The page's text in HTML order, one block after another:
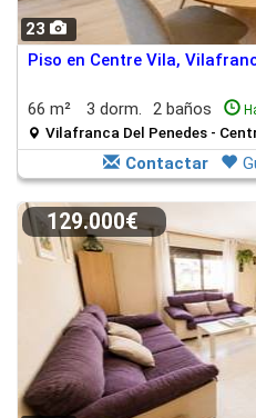
23
Piso en Centre Vila,
66 m² 3 dorm. 2 baños
Vilafranca Del Penedes -
Contactar
129.000€